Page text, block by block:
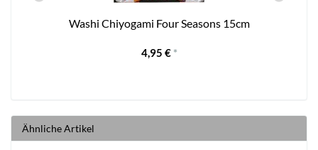
Washi Chiyogami Four Seasons 15cm
4,95 € *
Ähnliche Artikel